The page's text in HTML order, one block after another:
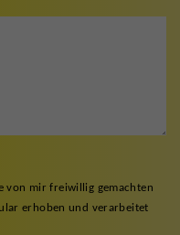
von mir freiwillig gemachten
erhoben und verarbeitet